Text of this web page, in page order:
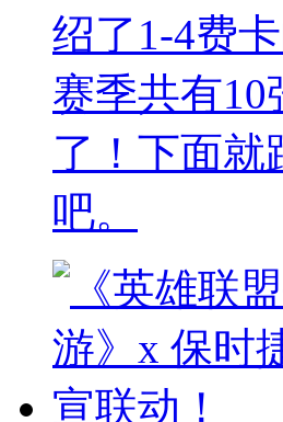
绍了1-4费
赛季共有
了！下面就
吧。